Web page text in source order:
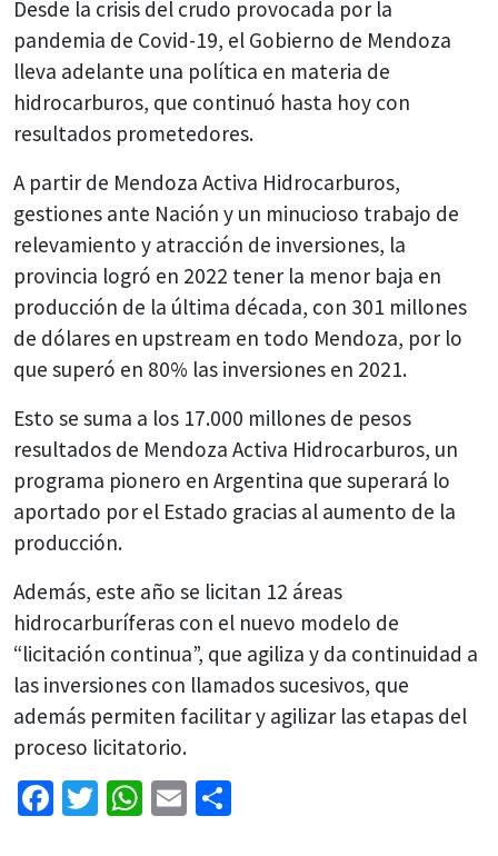
Desde la crisis del crudo provocada por la
pandemia de Covid-19, el Gobierno de Mendoza
lleva adelante una política en materia de
hidrocarburos, que continuó hasta hoy con
resultados prometedores.
A partir de Mendoza Activa Hidrocarburos,
gestiones ante Nación y un minucioso trabajo de
relevamiento y atracción de inversiones, la
provincia logró en 2022 tener la menor baja en
producción de la última década, con 301 millones
de dólares en upstream en todo Mendoza, por lo
que superó en 80% las inversiones en 2021.
Esto se suma a los 17.000 millones de pesos
resultados de Mendoza Activa Hidrocarburos, un
programa pionero en Argentina que superará lo
aportado por el Estado gracias al aumento de la
producción.
Además, este año se licitan 12 áreas
hidrocarburíferas con el nuevo modelo de
“licitación continua”, que agiliza y da continuidad a
las inversiones con llamados sucesivos, que
además permiten facilitar y agilizar las etapas del
proceso licitatorio.
Facebook
Twitter
WhatsApp
Email